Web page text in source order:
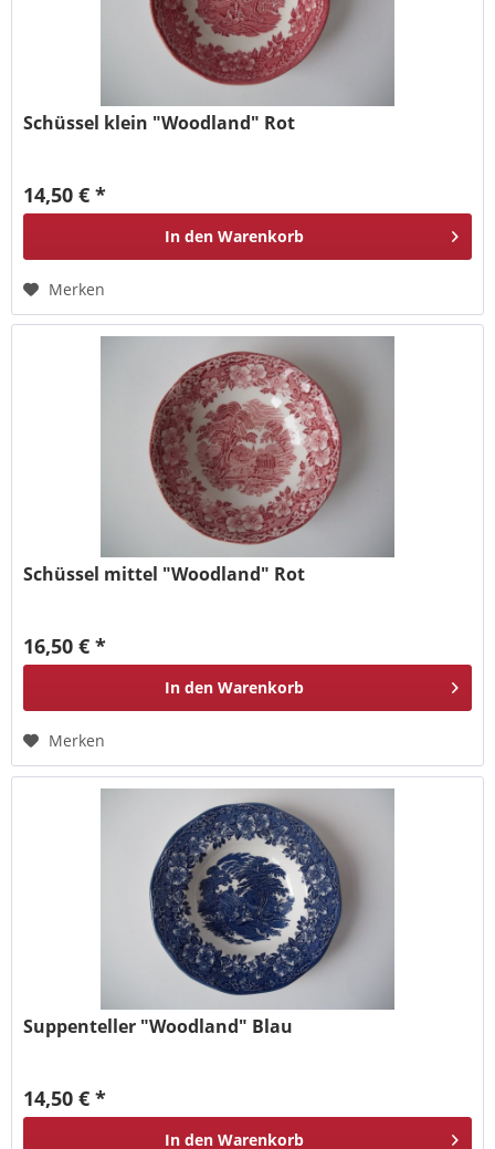
Schüssel klein "Woodland" Rot
14,50 € *
In den Warenkorb
Merken
Schüssel mittel "Woodland" Rot
16,50 € *
In den Warenkorb
Merken
Suppenteller "Woodland" Blau
14,50 € *
In den Warenkorb